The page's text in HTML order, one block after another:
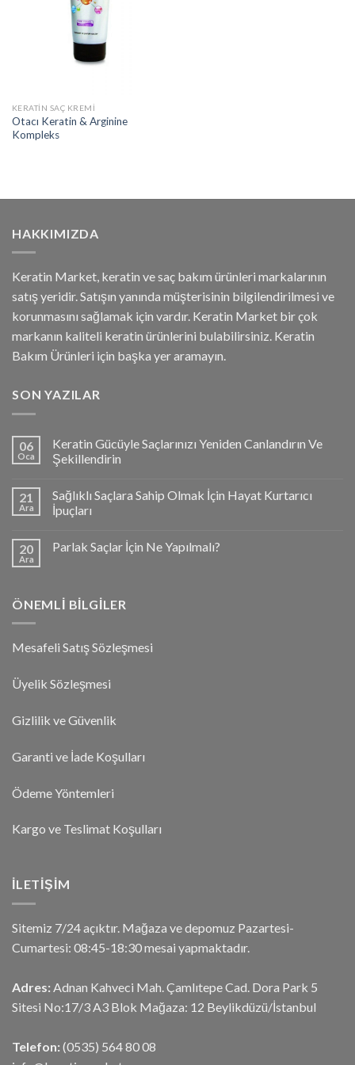
KERATIN SAÇ KREMI
Otacı Keratin & Arginine
Kompleks
HAKKIMIZDA
Keratin Market, keratin ve saç bakım ürünleri markalarının
satış yeridir. Satışın yanında müşterisinin bilgilendirilmesi ve
korunmasını sağlamak için vardır. Keratin Market bir çok
markanın kaliteli keratin ürünlerini bulabilirsiniz. Keratin
Bakım Ürünleri için başka yer aramayın.
SON YAZILAR
06
Oca
Keratin Gücüyle Saçlarınızı Yeniden Canlandırın Ve
Şekillendirin
21
Ara
Sağlıklı Saçlara Sahip Olmak İçin Hayat Kurtarıcı
İpuçları
20
Ara
Parlak Saçlar İçin Ne Yapılmalı?
ÖNEMLI BILGILER
Mesafeli Satış Sözleşmesi
Üyelik Sözleşmesi
Gizlilik ve Güvenlik
Garanti ve İade Koşulları
Ödeme Yöntemleri
Kargo ve Teslimat Koşulları
İLETIŞIM
Sitemiz 7/24 açıktır. Mağaza ve depomuz Pazartesi-
Cumartesi: 08:45-18:30 mesai yapmaktadır.
Adres: Adnan Kahveci Mah. Çamlıtepe Cad. Dora Park 5
Sitesi No:17/3 A3 Blok Mağaza: 12 Beylikdüzü/İstanbul
Telefon: (0535) 564 80 08